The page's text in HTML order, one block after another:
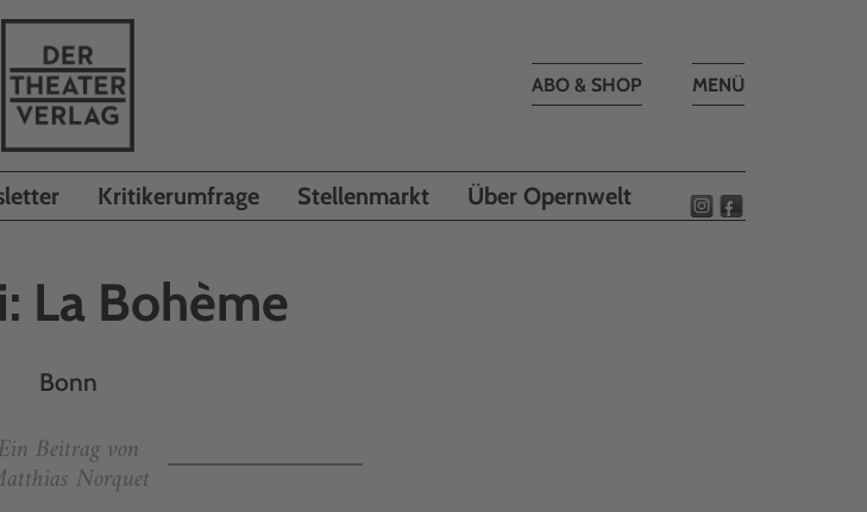
Toggle
MENÜ
ABO & SHOP
Kritikerumfrage Stellenmarkt Über Opernwelt
La Bohème
Bonn
Ein Beitrag von
Norquet